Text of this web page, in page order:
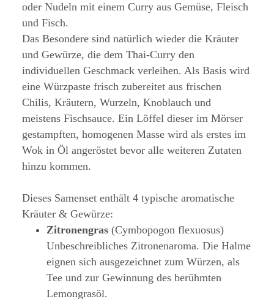
oder Nudeln mit einem Curry aus Gemüse, Fleisch
und Fisch.
Das Besondere sind natürlich wieder die Kräuter
und Gewürze, die dem Thai-Curry den
individuellen Geschmack verleihen. Als Basis wird
eine Würzpaste frisch zubereitet aus frischen
Chilis, Kräutern, Wurzeln, Knoblauch und
meistens Fischsauce. Ein Löffel dieser im Mörser
gestampften, homogenen Masse wird als erstes im
Wok in Öl angeröstet bevor alle weiteren Zutaten
hinzu kommen.
Dieses Samenset enthält 4 typische aromatische
Kräuter & Gewürze:
Zitronengras (Cymbopogon flexuosus)
Unbeschreibliches Zitronenaroma. Die Halme
eignen sich ausgezeichnet zum Würzen, als
Tee und zur Gewinnung des berühmten
Lemongrasöl.